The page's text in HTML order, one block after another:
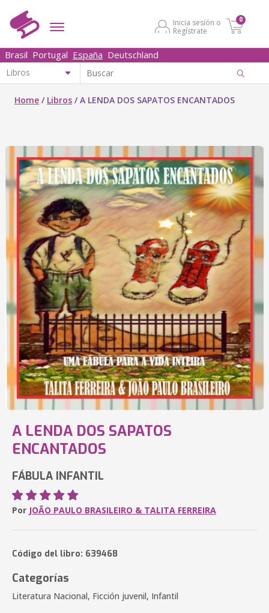
Inicia sesión o
Regístrate
0
Brasil Portugal España Deutschland
Home / Libros /A LENDA DOS SAPATOS ENCANTADOS
A LENDA DOS SAPATOS
ENCANTADOS
FÁBULA INFANTIL
Por JOÃO PAULO BRASILEIRO & TALITA FERREIRA
Código del libro: 639468
Categorías
Literatura Nacional, Ficción juvenil, Infantil